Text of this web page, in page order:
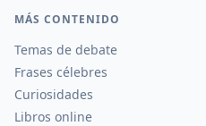
MÁS CONTENIDO
Temas de debate
Frases célebres
Curiosidades
Libros online